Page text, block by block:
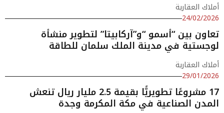
أملاك العقارية
24/02/2026
تعاون بين “أسمو “و”آركابيتا” لتطوير منشأة
لوجستية في مدينة الملك سلمان للطاقة
أملاك العقارية
29/01/2026
17 مشروعًا تطويريًّا بقيمة 2.5 مليار ريال تنعش
المدن الصناعية في مكة المكرمة وجدة